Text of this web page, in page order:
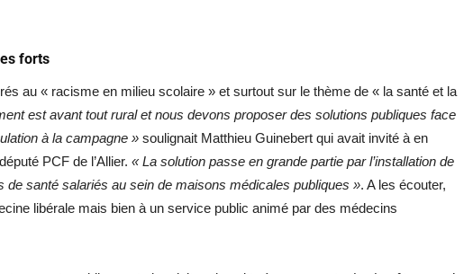
forts
au « racisme en milieu scolaire » et surtout sur le thème de « la santé et la
est avant tout rural et nous devons proposer des solutions publiques face
à la campagne » soulignait Matthieu Guinebert qui avait invité à en
PCF de l’Allier. « La solution passe en grande partie par l’installation de
de santé salariés au sein de maisons médicales publiques ». A les écouter,
libérale mais bien à un service public animé par des médecins